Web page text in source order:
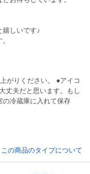
嬉しいです♪
がりください。 ●アイコ
丈夫だと思います。もし
の冷蔵庫に入れて保存
この商品のタイプについて